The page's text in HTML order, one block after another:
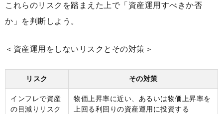
これらのリスクを踏まえた上で「資産運用すべきか否
か」を判断しよう。
＜資産運用をしないリスクとその対策＞
リスク その対策
インフレで資産
の目減りリスク
物価上昇率に近い、あるいは物価上昇率を
上回る利回りの資産運用に投資する